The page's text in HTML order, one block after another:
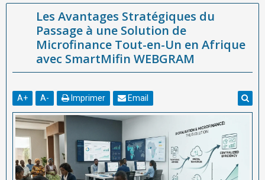
Les Avantages Stratégiques du Passage à une Solution de
Microfinance Tout-en-Un en Afrique avec SmartMifin WEBGRAM
Les Avantages Stratégiques du
Passage à une Solution de
Microfinance Tout-en-Un en Afrique
avec SmartMifin WEBGRAM
A+ A- Imprimer Email